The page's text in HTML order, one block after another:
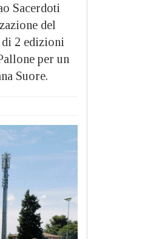
Sacerdoti
del
2 edizioni
per un
Suore.